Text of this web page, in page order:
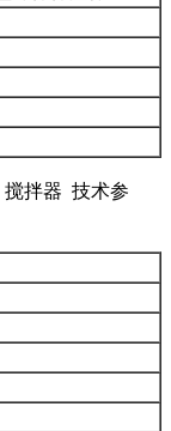
拌器 技术参